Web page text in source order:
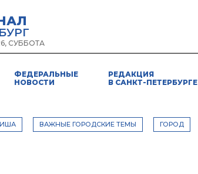
СУББОТА
ФЕДЕРАЛЬНЫЕ
НОВОСТИ
РЕДАКЦИЯ
В САНКТ-ПЕТЕРБУРГЕ
ВАЖНЫЕ ГОРОДСКИЕ ТЕМЫ ГОРОД